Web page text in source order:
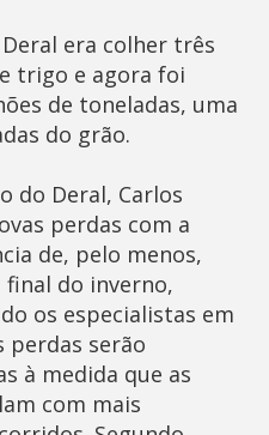
era colher três
trigo e agora foi
de toneladas, uma
do grão.
do Deral, Carlos
perdas com a
de, pelo menos,
final do inverno,
os especialistas em
perdas serão
à medida que as
com mais